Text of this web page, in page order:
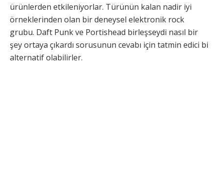
ürünlerden etkileniyorlar. Türünün kalan nadir iyi
örneklerinden olan bir deneysel elektronik rock
grubu. Daft Punk ve Portishead birleşseydi nasıl bir
şey ortaya çıkardı sorusunun cevabı için tatmin edici bi
alternatif olabilirler.